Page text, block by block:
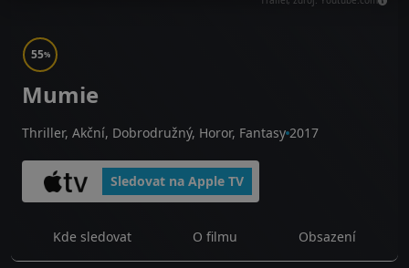
55%
Mumie
Thriller, Akční, Dobrodružný, Horor, Fantasy 2017
Sledovat na Apple TV
Kde sledovat O filmu Obsazení